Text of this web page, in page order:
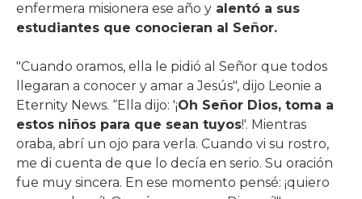
enfermera misionera ese año y alentó a sus
estudiantes que conocieran al Señor.
"Cuando oramos, ella le pidió al Señor que todos
llegaran a conocer y amar a Jesús", dijo Leonie a
Eternity News. “Ella dijo: '¡Oh Señor Dios, toma a
estos niños para que sean tuyos!'. Mientras
oraba, abrí un ojo para verla. Cuando vi su rostro,
me di cuenta de que lo decía en serio. Su oración
fue muy sincera. En ese momento pensé: ¡quiero